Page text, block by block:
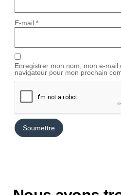
E-mail *
Enregistrer mon nom, mon e-mail
navigateur pour mon prochain